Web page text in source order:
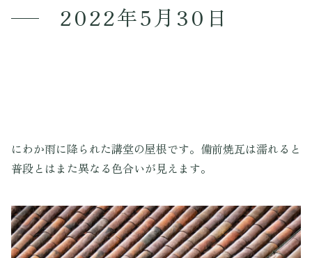
2022年5月30日
にわか雨に降られた講堂の屋根です。備前焼瓦は濡れると
普段とはまた異なる色合いが見えます。